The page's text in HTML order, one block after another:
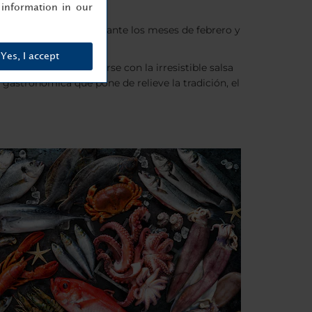
culinario único durante los meses de febrero y
suele acompañarse con la irresistible salsa
que pone de relieve la tradición, el
in our
Yes, I accept